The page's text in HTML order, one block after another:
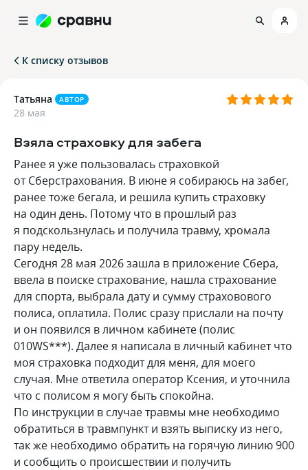
К списку отзывов
Татьяна АВТОР
28 мая
Взяла страховку для забега
Ранее я уже пользовалась страховкой
от Сберстрахования. В июне я собираюсь на забег,
ранее тоже бегала, и решила купить страховку
на один день. Потому что в прошлый раз
я подскользнулась и получила травму, хромала
пару недель.
Сегодня 28 мая 2026 зашла в приложение Сбера,
ввела в поиске страхование, нашла страхование
для спорта, выбрала дату и сумму страховового
полиса, оплатила. Полис сразу прислали на почту
и он появился в личном кабинете (полис
010WS***). Далее я написала в личный кабинет что
моя страховка подходит для меня, для моего
случая. Мне ответила оператор Ксения, и уточнила
что с полисом я могу быть спокойна.
По инструкции в случае травмы мне необходимо
обратиться в травмпункт и взять выписку из него,
так же необходимо обратить на горячую линию 900
и сообщить о происшествии и получить